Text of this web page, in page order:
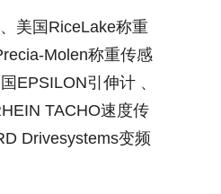
美国RiceLake称重
Molen称重传感
EPSILON引伸计 、
TACHO速度传
Drivesystems变频